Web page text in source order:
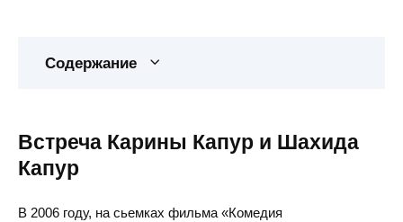
Содержание
Встреча Карины Капур и Шахида
Капур
В 2006 году, на сьемках фильма «Комедия